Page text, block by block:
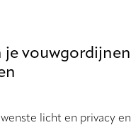
je vouwgordijnen
licht en privacy en